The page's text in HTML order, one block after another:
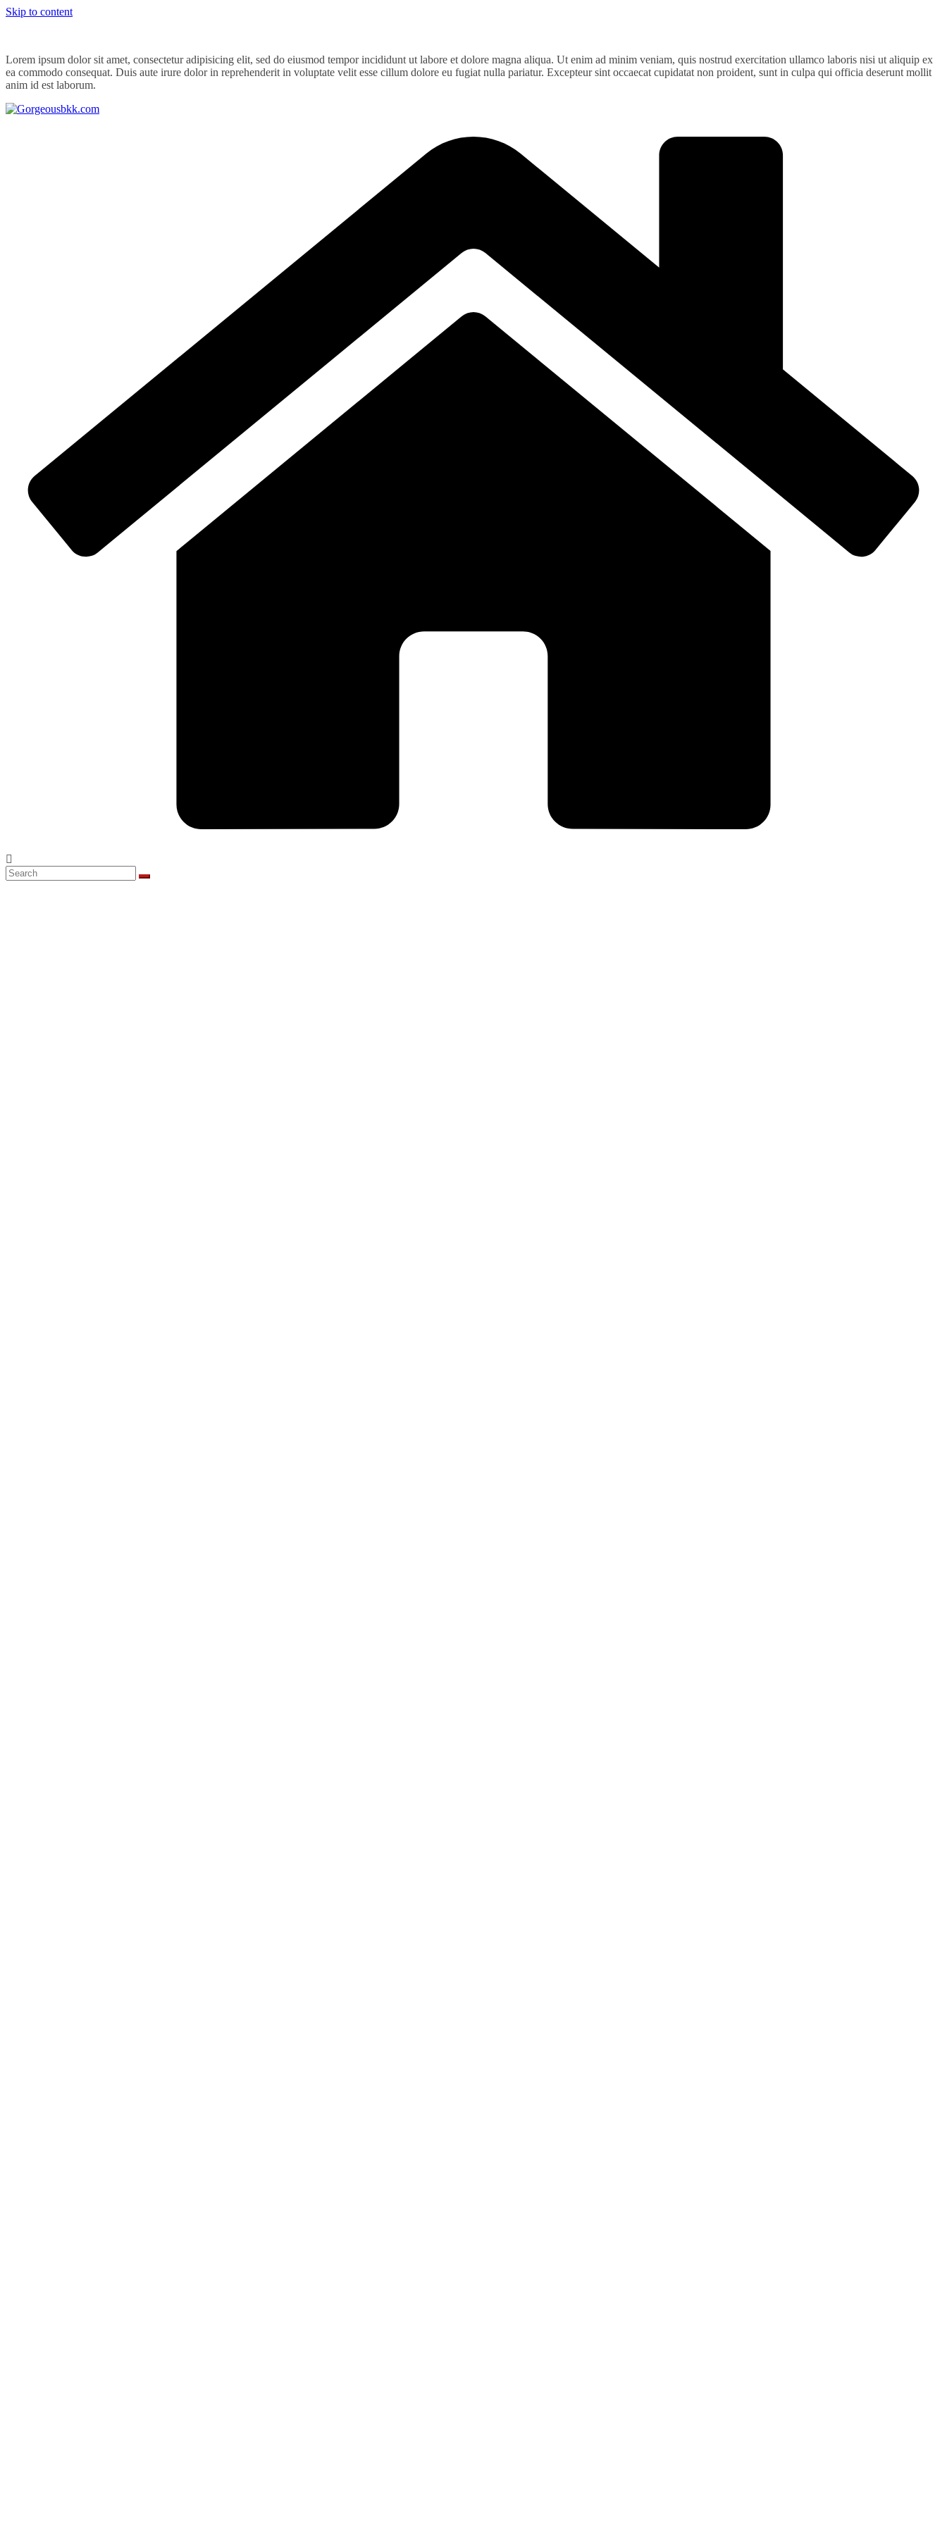
Skip to content
Lorem ipsum dolor sit amet, consectetur adipisicing elit, sed do eiusmod tempor incididunt ut labore et dolore magna aliqua. Ut enim ad minim veniam, quis nostrud exercitation ullamco laboris nisi ut aliquip ex
ea commodo consequat. Duis aute irure dolor in reprehenderit in voluptate velit esse cillum dolore eu fugiat nulla pariatur. Excepteur sint occaecat cupidatat non proident, sunt in culpa qui officia deserunt mollit
anim id est laborum.